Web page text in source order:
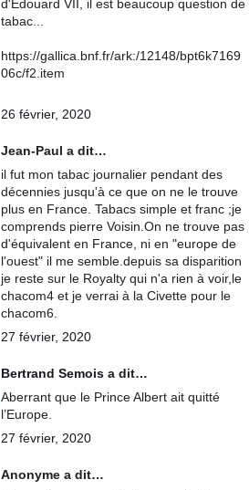
d'Edouard VII, il est beaucoup question de
tabac...
https://gallica.bnf.fr/ark:/12148/bpt6k7169
06c/f2.item
26 février, 2020
Jean-Paul a dit…
il fut mon tabac journalier pendant des
décennies jusqu'à ce que on ne le trouve
plus en France. Tabacs simple et franc ;je
comprends pierre Voisin.On ne trouve pas
d'équivalent en France, ni en "europe de
l'ouest" il me semble.depuis sa disparition
je reste sur le Royalty qui n'a rien à voir,le
chacom4 et je verrai à la Civette pour le
chacom6.
27 février, 2020
Bertrand Semois a dit…
Aberrant que le Prince Albert ait quitté
l’Europe.
27 février, 2020
Anonyme a dit…